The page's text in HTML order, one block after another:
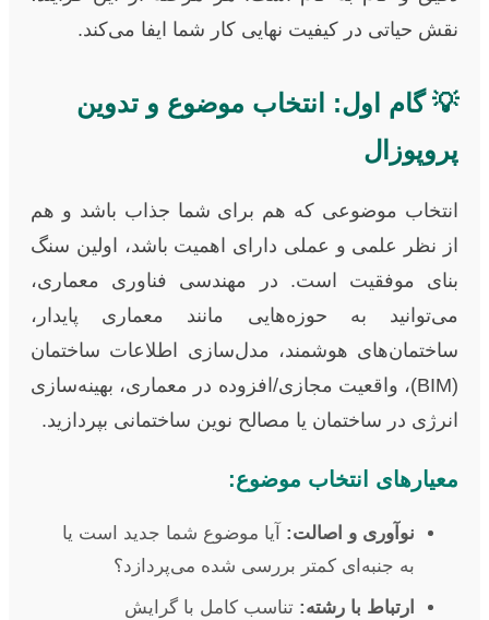
نقش حیاتی در کیفیت نهایی کار شما ایفا می‌کند.
💡 گام اول: انتخاب موضوع و تدوین
پروپوزال
انتخاب موضوعی که هم برای شما جذاب باشد و هم
از نظر علمی و عملی دارای اهمیت باشد، اولین سنگ
بنای موفقیت است. در مهندسی فناوری معماری،
می‌توانید به حوزه‌هایی مانند معماری پایدار،
ساختمان‌های هوشمند، مدل‌سازی اطلاعات ساختمان
(BIM)، واقعیت مجازی/افزوده در معماری، بهینه‌سازی
انرژی در ساختمان یا مصالح نوین ساختمانی بپردازید.
معیارهای انتخاب موضوع:
نوآوری و اصالت: آیا موضوع شما جدید است یا
به جنبه‌ای کمتر بررسی شده می‌پردازد؟
ارتباط با رشته: تناسب کامل با گرایش